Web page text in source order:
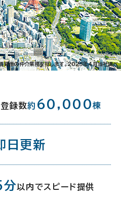
8分
貸借の仲介業務を指します。2023年4月当社調べ
録数約 60,000棟
日更新
分 以内でスピード提供